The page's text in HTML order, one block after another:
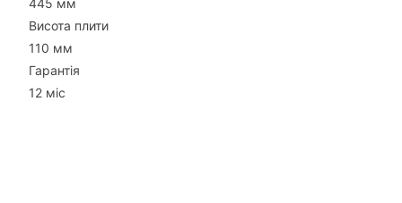
445 мм
Висота плити
110 мм
Гарантія
12 міс